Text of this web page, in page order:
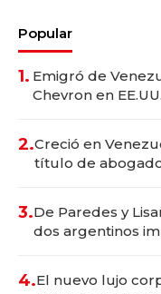
Popular
1. Emigró de
Chevron en
2.Creció en
título de
3.De Paredes y
dos argentinos
4.El nuevo lujo